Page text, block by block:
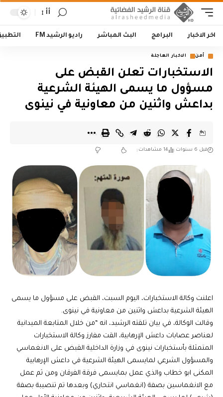
أأ
اخر الاخبار البرامج البث المباشر راديو الرشيد FM
أمن الاخبار العاجلة
الاستخبارات تعلن القبض على
مسؤول ما يسمى الهيئة الشرعية
بداعش واثنين من معاونية في نينوى
قبل 6 سنوات 14 مشاهدات
اعلنت وكالة الاستخبارات، اليوم السبت، القبض على مسؤول ما يسمى
الهيئة الشرعية بداعش واثنين من معاونية في نينوى.
وقالت الوكالة، في بيان تلقته الرشيد، انه “من خلال المتابعة الميدانية
لعناصر عصابات داعش الإرهابية، القت مفارز وكالة الاستخبارات
المتمثلة بأستخبارات نينوى في وزارة الداخلية القبض على الانغماسي
والمسؤول الشرعي لمايسمى الهيئة الشرعية في داعش الإرهابية
المكنى ابو خطاب والذي عمل بمايسمى فرقة الفرقان ومن ثم عمل
مع الانغماسين بصفة (انغماسي انتحاري) وبعدها تم تنصيبة بصفة